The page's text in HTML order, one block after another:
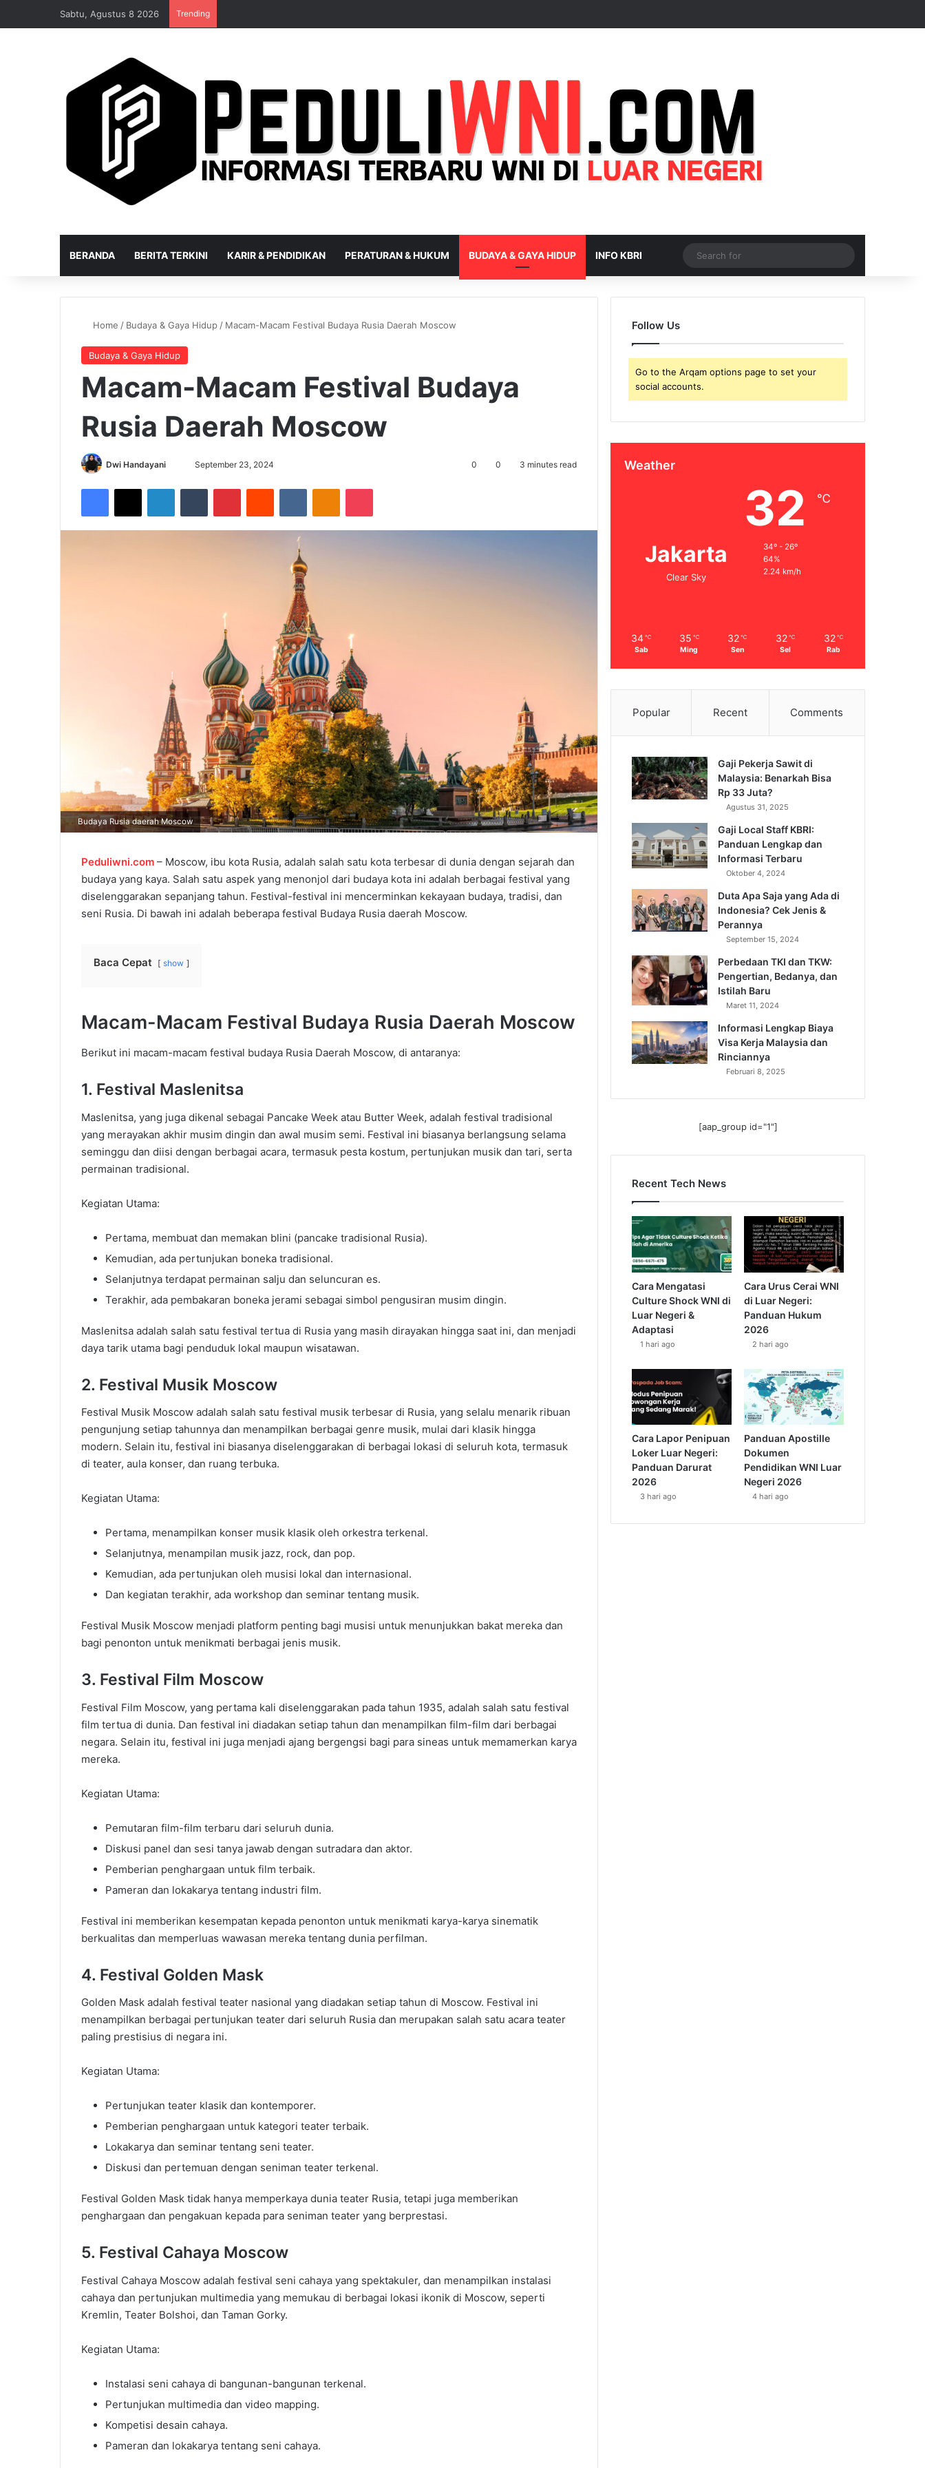
Sabtu, Agustus 8 2026 Trending
BERANDA BERITA TERKINI KARIR & PENDIDIKAN PERATURAN & HUKUM BUDAYA & GAYA HIDUP INFO KBRI
for
Home / Budaya & Gaya Hidup / Macam-Macam Festival Budaya Rusia Daerah Moscow
Budaya & Gaya Hidup
Macam-Macam Festival Budaya
Rusia Daerah Moscow
Dwi Handayani
d
a
September 23, 2024 0 0 3 minutes read
Budaya Rusia daerah Moscow
Peduliwni.com – Moscow, ibu kota Rusia, adalah salah satu kota terbesar di dunia dengan sejarah dan
budaya yang kaya. Salah satu aspek yang menonjol dari budaya kota ini adalah berbagai festival yang
diselenggarakan sepanjang tahun. Festival-festival ini mencerminkan kekayaan budaya, tradisi, dan
seni Rusia. Di bawah ini adalah beberapa festival Budaya Rusia daerah Moscow.
Baca Cepat show
Macam-Macam Festival Budaya Rusia Daerah Moscow
Berikut ini macam-macam festival budaya Rusia Daerah Moscow, di antaranya:
1. Festival Maslenitsa
Maslenitsa, yang juga dikenal sebagai Pancake Week atau Butter Week, adalah festival tradisional
yang merayakan akhir musim dingin dan awal musim semi. Festival ini biasanya berlangsung selama
seminggu dan diisi dengan berbagai acara, termasuk pesta kostum, pertunjukan musik dan tari, serta
permainan tradisional.
Kegiatan Utama:
Pertama, membuat dan memakan blini (pancake tradisional Rusia).
Kemudian, ada pertunjukan boneka tradisional.
Selanjutnya terdapat permainan salju dan seluncuran es.
Terakhir, ada pembakaran boneka jerami sebagai simbol pengusiran musim dingin.
Maslenitsa adalah salah satu festival tertua di Rusia yang masih dirayakan hingga saat ini, dan menjadi
daya tarik utama bagi penduduk lokal maupun wisatawan.
2. Festival Musik Moscow
Festival Musik Moscow adalah salah satu festival musik terbesar di Rusia, yang selalu menarik ribuan
pengunjung setiap tahunnya dan menampilkan berbagai genre musik, mulai dari klasik hingga
modern. Selain itu, festival ini biasanya diselenggarakan di berbagai lokasi di seluruh kota, termasuk
di teater, aula konser, dan ruang terbuka.
Kegiatan Utama:
Pertama, menampilkan konser musik klasik oleh orkestra terkenal.
Selanjutnya, menampilan musik jazz, rock, dan pop.
Kemudian, ada pertunjukan oleh musisi lokal dan internasional.
Dan kegiatan terakhir, ada workshop dan seminar tentang musik.
Festival Musik Moscow menjadi platform penting bagi musisi untuk menunjukkan bakat mereka dan
bagi penonton untuk menikmati berbagai jenis musik.
3. Festival Film Moscow
Festival Film Moscow, yang pertama kali diselenggarakan pada tahun 1935, adalah salah satu festival
film tertua di dunia. Dan festival ini diadakan setiap tahun dan menampilkan film-film dari berbagai
negara. Selain itu, festival ini juga menjadi ajang bergengsi bagi para sineas untuk memamerkan karya
mereka.
Kegiatan Utama:
Pemutaran film-film terbaru dari seluruh dunia.
Diskusi panel dan sesi tanya jawab dengan sutradara dan aktor.
Pemberian penghargaan untuk film terbaik.
Pameran dan lokakarya tentang industri film.
Festival ini memberikan kesempatan kepada penonton untuk menikmati karya-karya sinematik
berkualitas dan memperluas wawasan mereka tentang dunia perfilman.
4. Festival Golden Mask
Golden Mask adalah festival teater nasional yang diadakan setiap tahun di Moscow. Festival ini
menampilkan berbagai pertunjukan teater dari seluruh Rusia dan merupakan salah satu acara teater
paling prestisius di negara ini.
Kegiatan Utama:
Pertunjukan teater klasik dan kontemporer.
Pemberian penghargaan untuk kategori teater terbaik.
Lokakarya dan seminar tentang seni teater.
Diskusi dan pertemuan dengan seniman teater terkenal.
Festival Golden Mask tidak hanya memperkaya dunia teater Rusia, tetapi juga memberikan
penghargaan dan pengakuan kepada para seniman teater yang berprestasi.
5. Festival Cahaya Moscow
Festival Cahaya Moscow adalah festival seni cahaya yang spektakuler, dan menampilkan instalasi
cahaya dan pertunjukan multimedia yang memukau di berbagai lokasi ikonik di Moscow, seperti
Kremlin, Teater Bolshoi, dan Taman Gorky.
Kegiatan Utama:
Instalasi seni cahaya di bangunan-bangunan terkenal.
Pertunjukan multimedia dan video mapping.
Kompetisi desain cahaya.
Pameran dan lokakarya tentang seni cahaya.
Follow Us
Go to the Arqam options page to set your
social accounts.
Weather
Jakarta
Clear Sky
32 ℃
34º - 26º
64%
2.24 km/h
34 ℃
Sab
35 ℃
Ming
32 ℃
Sen
32 ℃
Sel
32 ℃
Rab
Popular Recent Comments
Gaji Pekerja Sawit di
Malaysia: Benarkah Bisa
Rp 33 Juta?
Agustus 31, 2025
Gaji Local Staff KBRI:
Panduan Lengkap dan
Informasi Terbaru
Oktober 4, 2024
Duta Apa Saja yang Ada di
Indonesia? Cek Jenis &
Perannya
September 15, 2024
Perbedaan TKI dan TKW:
Pengertian, Bedanya, dan
Istilah Baru
Maret 11, 2024
Informasi Lengkap Biaya
Visa Kerja Malaysia dan
Rinciannya
Februari 8, 2025
[aap_group id="1"]
Recent Tech News
Cara Mengatasi
Culture Shock WNI di
Luar Negeri &
Adaptasi
1 hari ago
Cara Urus Cerai WNI
di Luar Negeri:
Panduan Hukum
2026
2 hari ago
Cara Lapor Penipuan
Loker Luar Negeri:
Panduan Darurat
2026
3 hari ago
Panduan Apostille
Dokumen
Pendidikan WNI Luar
Negeri 2026
4 hari ago